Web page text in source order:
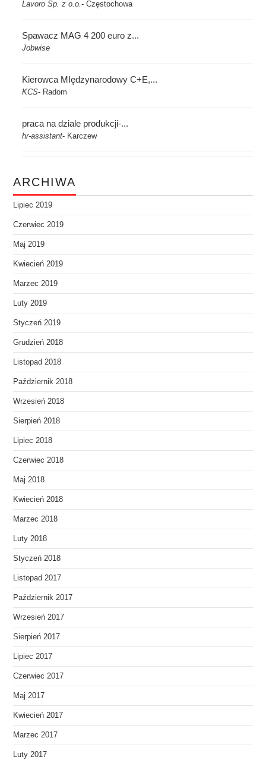
Lavoro Sp. z o.o.-Częstochowa
Spawacz MAG 4 200 euro z...
Jobwise
Kierowca MIędzynarodowy C+E,...
KCS- Radom
praca na dziale produkcji-...
hr-assistant- Karczew
ARCHIWA
Lipiec 2019
Czerwiec 2019
Maj 2019
Kwiecień 2019
Marzec 2019
Luty 2019
Styczeń 2019
Grudzień 2018
Listopad 2018
Październik 2018
Wrzesień 2018
Sierpień 2018
Lipiec 2018
Czerwiec 2018
Maj 2018
Kwiecień 2018
Marzec 2018
Luty 2018
Styczeń 2018
Listopad 2017
Październik 2017
Wrzesień 2017
Sierpień 2017
Lipiec 2017
Czerwiec 2017
Maj 2017
Kwiecień 2017
Marzec 2017
Luty 2017